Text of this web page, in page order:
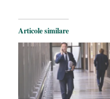
Legea
poetului
- 16 aprilie
Articole similare